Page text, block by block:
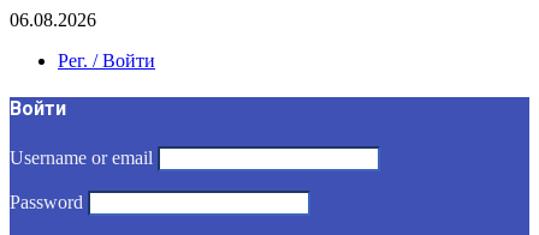
06.08.2026
Рег. / Войти
Войти
Username or email
Password